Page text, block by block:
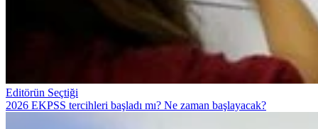
Editörün Seçtiği
2026 EKPSS tercihleri başladı mı? Ne zaman başlayacak?